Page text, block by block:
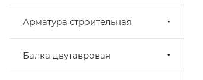
Арматура строительная
Балка двутавровая